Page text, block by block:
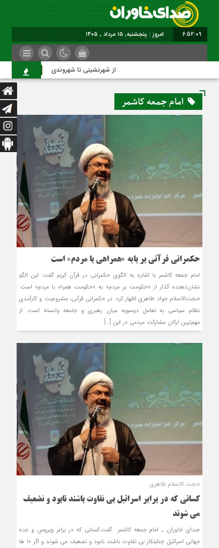
6:52:10 امروز : پنجشنبه, ۱۵ مرداد , ۱۴۰۵
از شهرنشینی تا شهروندی
امام جمعه کاشمر
حکمرانی قرآنی بر پایه «همراهی با مردم» است
امام جمعه کاشمر با اشاره به الگوی حکمرانی در قرآن کریم گفت: این الگو
نشان‌دهنده گذار از «حکومت بر مردم» به «حکومت همراه با مردم» است.
حجت‌الاسلام جواد طاهری اظهار کرد: در حکمرانی قرآنی، مشروعیت و کارآمدی
نظام سیاسی به تعامل دوسویه میان رهبری و جامعه وابسته است. از
مهم‌ترین ارکان مشارکت مردمی در این […]
حجت الاسلام طاهری
کسانی که در برابر اسرائیل بی تفاوت باشند نابود و تضعیف
می شوند
صدای خاوران ـ امام جمعه کاشمر گفت:کسانی که در برابر ویروس و غده
جهانی اسرائیل جنایتکار بی تفاوت باشند نابود و تضعیف می شوند و اگر ۱۰ ها